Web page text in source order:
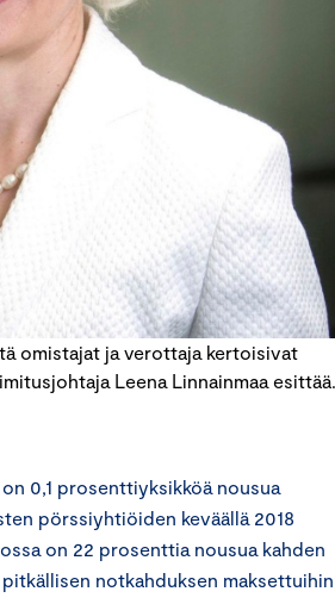
omistajat ja verottaja kertoisivat
Leena Linnainmaa esittää.
0,1 prosenttiyksikköä nousua
pörssiyhtiöiden keväällä 2018
on 22 prosenttia nousua kahden
notkahduksen maksettuihin